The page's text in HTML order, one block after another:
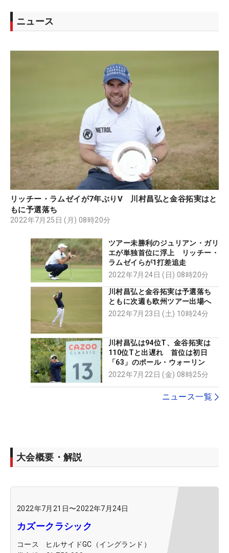
ニュース
リッチー・ラムゼイが7年ぶりV 川村昌弘と金谷拓実はと
もに予選落ち
2022年7月25日 (月) 08時20分
ツアー未勝利のジュリアン・ガリ
エが単独首位に浮上 リッチー・
ラムゼイらが1打差追走
2022年7月24日 (日) 08時20分
川村昌弘と金谷拓実は予選落ち
ともに次週も欧州ツアー出場へ
2022年7月23日 (土) 10時24分
川村昌弘は94位T、金谷拓実は
110位Tと出遅れ 首位は初日
「63」のポール・ウォーリン
2022年7月22日 (金) 08時25分
ニュース一覧
大会概要・解説
2022年7月21日〜2022年7月24日
カズークラシック
コース
ヒルサイドGC（イングランド）